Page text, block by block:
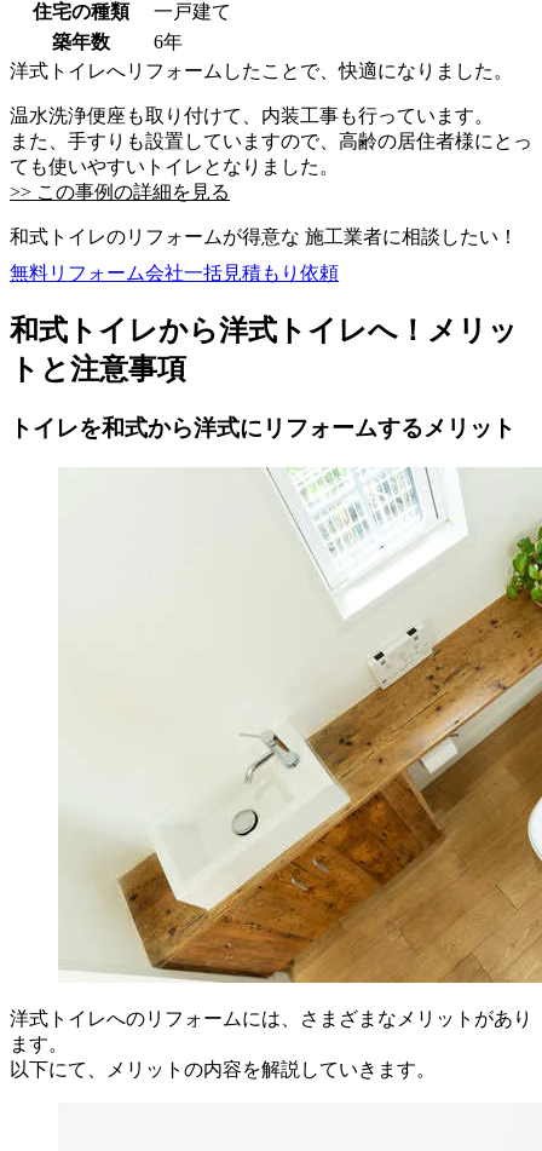
住宅の種類
一戸建て
築年数
6年
洋式トイレへリフォームしたことで、快適になりました。
温水洗浄便座も取り付けて、内装工事も行っています。
また、手すりも設置していますので、高齢の居住者様にとっ
ても使いやすいトイレとなりました。
>> この事例の詳細を見る
和式トイレのリフォームが得意な 施工業者に相談したい！
無料リフォーム会社一括見積もり依頼
和式トイレから洋式トイレへ！メリッ
トと注意事項
トイレを和式から洋式にリフォームするメリット
洋式トイレへのリフォームには、さまざまなメリットがあり
ます。
以下にて、メリットの内容を解説していきます。